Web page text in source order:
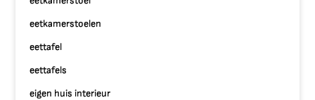
eetkamerstoelen
eettafel
eettafels
eigen huis interieur